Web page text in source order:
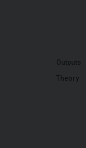
Outputs
Theory